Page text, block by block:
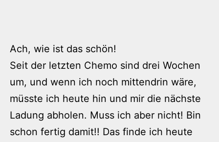
Ach, wie ist das schön!
Seit der letzten Chemo sind drei Wochen
um, und wenn ich noch mittendrin wäre,
müsste ich heute hin und mir die nächste
Ladung abholen. Muss ich aber nicht! Bin
schon fertig damit!! Das finde ich heute